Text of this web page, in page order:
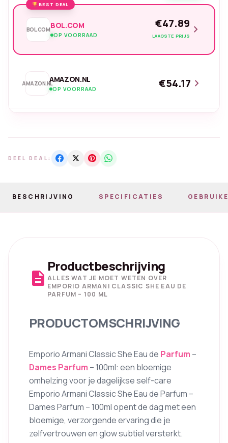
BEST DEAL
BOL.COMBOL.COM
OP VOORRAAD
€47.89
LAAGSTE PRIJS chevron_right
AMAZON.NLAMAZON.NL
OP VOORRAAD €54.17 chevron_right
DEEL DEAL:
BESCHRIJVING SPECIFICATIES
description
Productbeschrijving
ALLES WAT JE MOET WETEN OVER
EMPORIO ARMANI CLASSIC SHE EAU DE
PARFUM – 100 ML
PRODUCTOMSCHRIJVING
Emporio Armani Classic She Eau de Parfum –
Dames Parfum – 100ml: een bloemige
omhelzing voor je dagelijkse self-care
Emporio Armani Classic She Eau de Parfum –
Dames Parfum – 100ml opent de dag met een
bloemige, verzorgende ervaring die je
zelfvertrouwen en glow subtiel versterkt.